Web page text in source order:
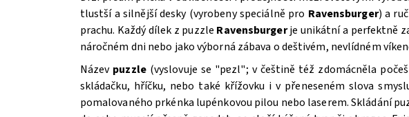
Souhlasím se Zpracováním osobních údajů.
tlustší a silnější desky (vyrobeny speciálně pro Ravensburger) a
prachu. Každý dílek z puzzle Ravensburgerje unikátní a perfektně
náročném dni nebo jako výborná zábava o deštivém, nevlídném
Název puzzle(vyslovuje se "pɐzl"; v češtině též zdomácněla
skládačku, hříčku, nebo také křížovku i v přeneseném slova
pomalovaného prkénka lupénkovou pilou nebo laserem. Skládání